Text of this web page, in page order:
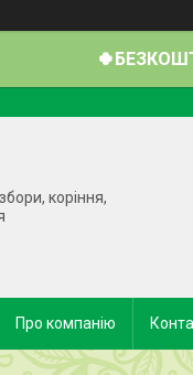
коріння,
Про компанію